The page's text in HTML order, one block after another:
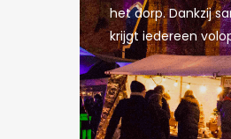
het dorp. Dankzij
krijgt iedereen